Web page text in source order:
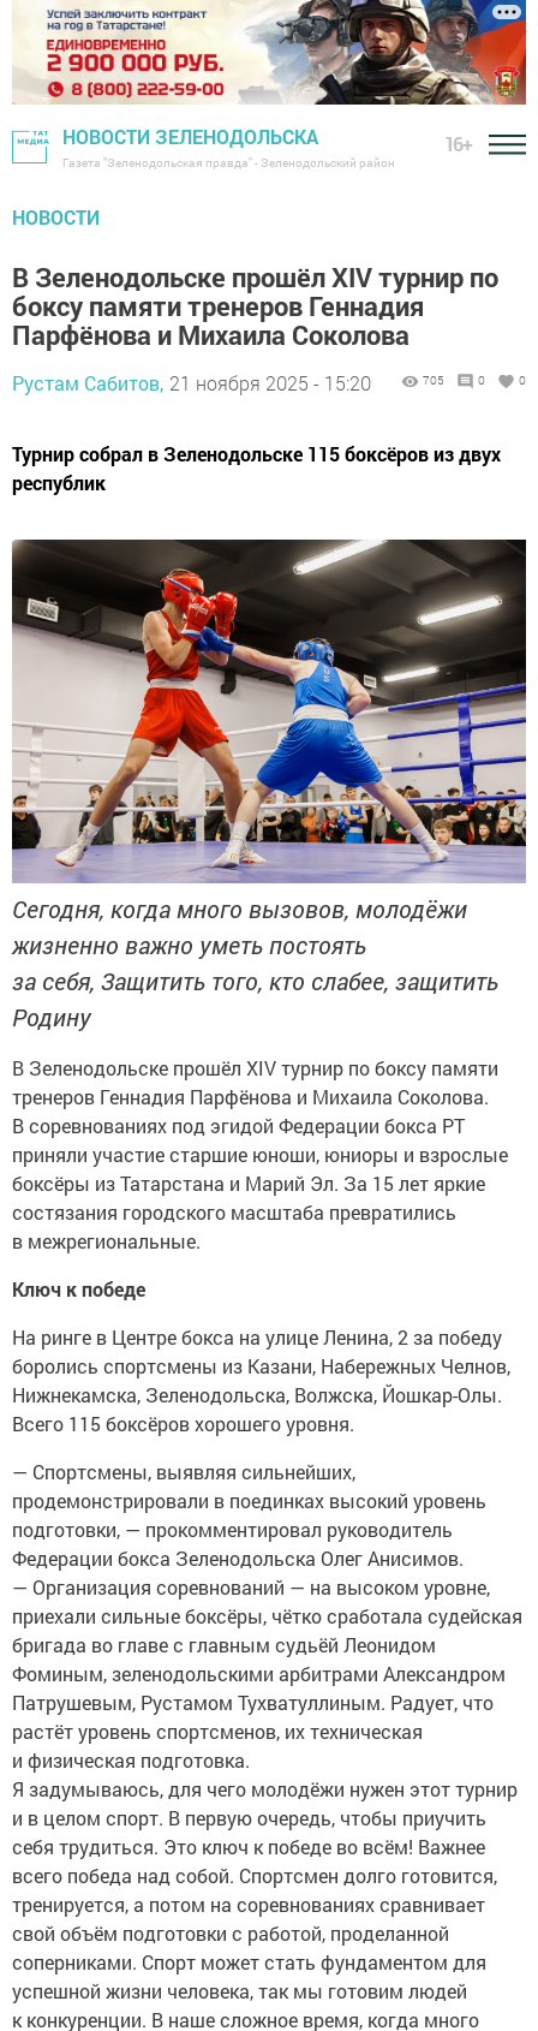
НОВОСТИ ЗЕЛЕНОДОЛЬСКА
Газета "Зеленодольская правда" - Зеленодольский район
16+
НОВОСТИ
В Зеленодольске прошёл XIV турнир по
боксу памяти тренеров Геннадия
Парфёнова и Михаила Соколова
Рустам Сабитов, 21 ноября 2025 - 15:20 705 0 0
Турнир собрал в Зеленодольске 115 боксёров из двух
республик
Сегодня, когда много вызовов, молодёжи
жизненно важно уметь постоять
за себя, Защитить того, кто слабее, защитить
Родину
В Зеленодольске прошёл XIV турнир по боксу памяти
тренеров Геннадия Парфёнова и Михаила Соколова.
В соревнованиях под эгидой Федерации бокса РТ
приняли участие старшие юноши, юниоры и взрослые
боксёры из Татарстана и Марий Эл. За 15 лет яркие
состязания городского масштаба превратились
в межрегиональные.
Ключ к победе
На ринге в Центре бокса на улице Ленина, 2 за победу
боролись спортсмены из Казани, Набережных Челнов,
Нижнекамска, Зеленодольска, Волжска, Йошкар-Олы.
Всего 115 боксёров хорошего уровня.
— Спортсмены, выявляя сильнейших,
продемонстрировали в поединках высокий уровень
подготовки, — прокомментировал руководитель
Федерации бокса Зеленодольска Олег Анисимов.
— Организация соревнований — на высоком уровне,
приехали сильные боксёры, чётко сработала судейская
бригада во главе с главным судьёй Леонидом
Фоминым, зеленодольскими арбитрами Александром
Патрушевым, Рустамом Тухватуллиным. Радует, что
растёт уровень спортсменов, их техническая
и физическая подготовка.
Я задумываюсь, для чего молодёжи нужен этот турнир
и в целом спорт. В первую очередь, чтобы приучить
себя трудиться. Это ключ к победе во всём! Важнее
всего победа над собой. Спортсмен долго готовится,
тренируется, а потом на соревнованиях сравнивает
свой объём подготовки с работой, проделанной
соперниками. Спорт может стать фундаментом для
успешной жизни человека, так мы готовим людей
к конкуренции. В наше сложное время, когда много